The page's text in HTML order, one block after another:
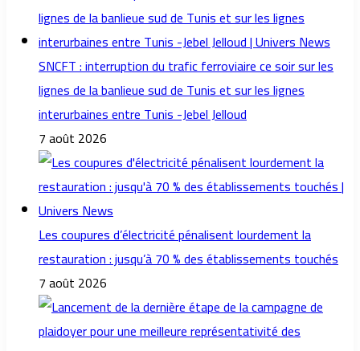
SNCFT : interruption du trafic ferroviaire ce soir sur les
lignes de la banlieue sud de Tunis et sur les lignes
interurbaines entre Tunis -Jebel Jelloud
7 août 2026
Les coupures d’électricité pénalisent lourdement la
restauration : jusqu’à 70 % des établissements touchés
7 août 2026